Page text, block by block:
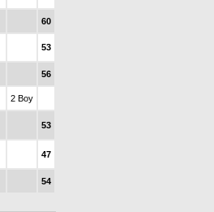
60
53
56
2 Boy
53
47
54